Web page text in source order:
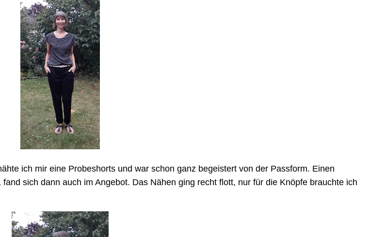
ich mir eine Probeshorts und war schon ganz begeistert von der Passform. Einen
sich dann auch im Angebot. Das Nähen ging recht flott, nur für die Knöpfe brauchte ich